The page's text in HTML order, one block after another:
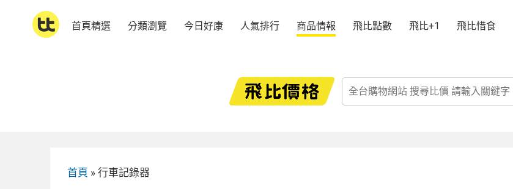
首頁精選 分類瀏覽 今日好康 人氣排行 商品情報 飛比點數 飛比+1 飛比惜食
首頁 » 行車記錄器